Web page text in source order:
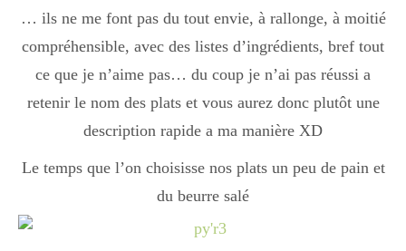
Tuto
Divers
Semaines Spéciales
… ils ne me font pas du tout envie, à rallonge, à moitié
compréhensible, avec des listes d’ingrédients, bref tout
ce que je n’aime pas… du coup je n’ai pas réussi a
retenir le nom des plats et vous aurez donc plutôt une
description rapide a ma manière XD
Le temps que l’on choisisse nos plats un peu de pain et
du beurre salé